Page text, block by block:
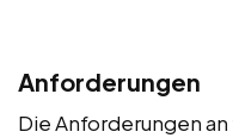
Anforderungen
Die Anforderungen